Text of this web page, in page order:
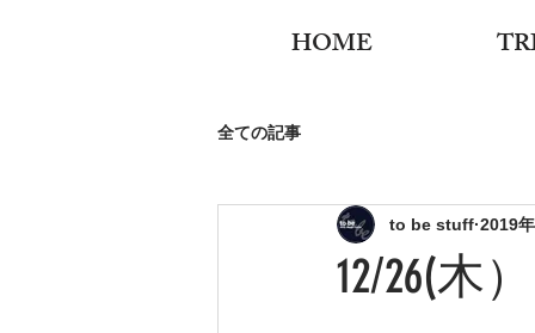
HOME
全ての記事
12/26(木
to be stuff 2019